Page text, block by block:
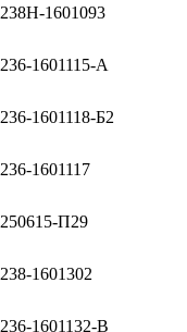
238Н-1601093
236-1601115-А
236-1601118-Б2
236-1601117
250615-П29
238-1601302
236-1601132-В